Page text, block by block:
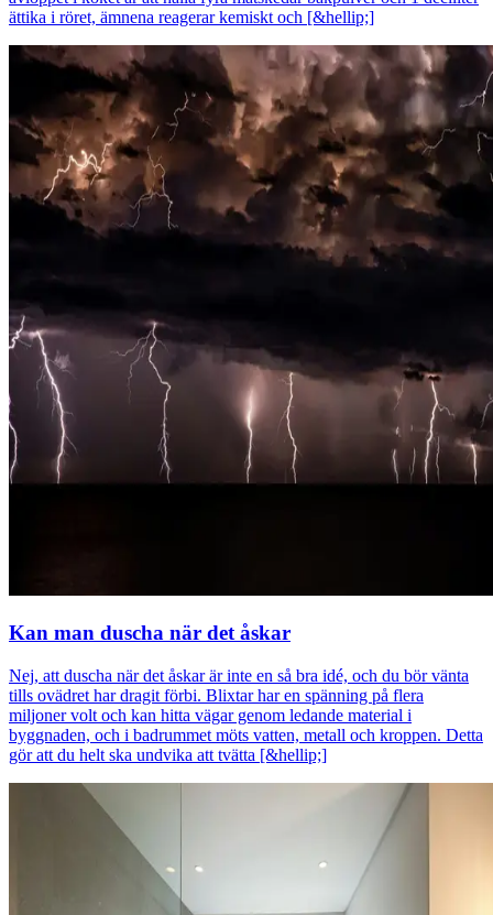
ättika i röret, ämnena reagerar kemiskt och [&hellip;]
Kan man duscha när det åskar
Nej, att duscha när det åskar är inte en så bra idé, och du bör vänta
tills ovädret har dragit förbi. Blixtar har en spänning på flera
miljoner volt och kan hitta vägar genom ledande material i
byggnaden, och i badrummet möts vatten, metall och kroppen. Detta
gör att du helt ska undvika att tvätta [&hellip;]